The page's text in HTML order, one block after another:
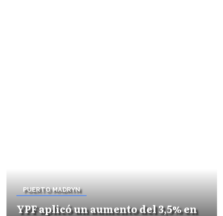
PUERTO MADRYN
YPF aplicó un aumento del 3,5% en